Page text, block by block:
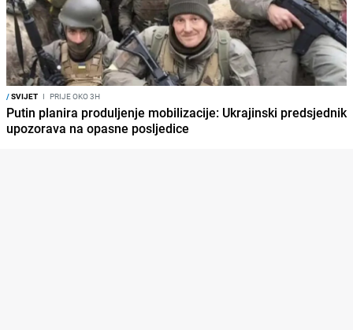
/SVIJET I PRIJE OKO 3H
Putin planira produljenje mobilizacije: Ukrajinski predsjednik
upozorava na opasne posljedice